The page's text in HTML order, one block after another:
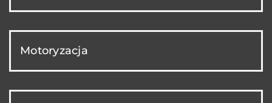
Motoryzacja